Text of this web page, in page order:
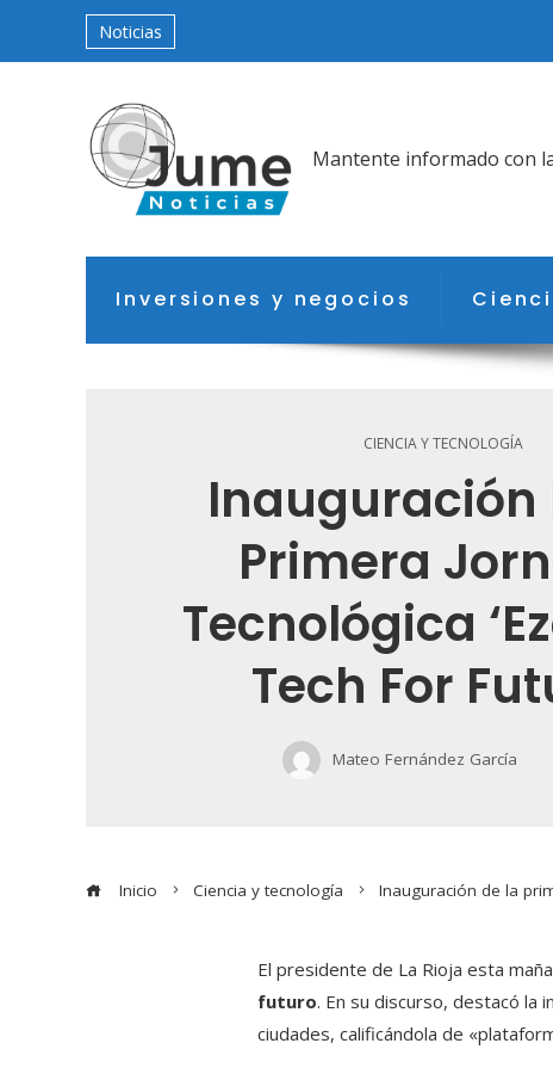
Noticias
Mantente informado con
Inversiones y negocios
CIENCIA Y TECNOLOGÍA
Inauguración
Primera
Tecnológica
Tech For
Mateo Fernández García
Inicio Ciencia y tecnología Inauguración de la
El presidente de La Rioja esta
futuro. En su discurso, destacó la
ciudades, calificándola de